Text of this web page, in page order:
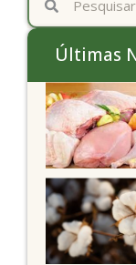
Últimas